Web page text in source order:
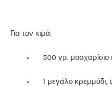
Για τον κιμά:
• 500 γρ. μοσχαρίσιο
• 1 μεγάλο κρεμμύδι,